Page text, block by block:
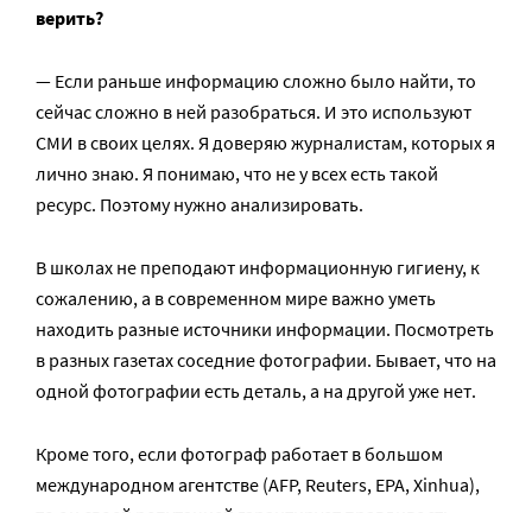
верить?
— Если раньше информацию сложно было найти, то
сейчас сложно в ней разобраться. И это используют
СМИ в своих целях. Я доверяю журналистам, которых я
лично знаю. Я понимаю, что не у всех есть такой
ресурс. Поэтому нужно анализировать.
В школах не преподают информационную гигиену, к
сожалению, а в современном мире важно уметь
находить разные источники информации. Посмотреть
в разных газетах соседние фотографии. Бывает, что на
одной фотографии есть деталь, а на другой уже нет.
Кроме того, если фотограф работает в большом
международном агентстве (AFP, Reuters, EPA, Xinhua),